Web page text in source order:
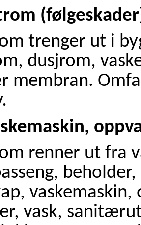
trenger ut i
dusjrom,
membran.
renner ut fra
vask,